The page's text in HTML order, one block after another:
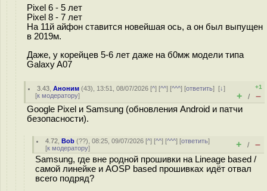
Pixel 6 - 5 лет
Pixel 8 - 7 лет
На 11й айфон ставится новейшая ось, а он был выпущен
в 2019м.
Даже, у корейцев 5-6 лет даже на б0мж модели типа
Galaxy A07
3.43 ,Аноним (43), 13:51, 08/07/2026 [^] [^^] [^^^] [ответить][↓]
[к модератору]
+1
+ / –
Google Pixel и Samsung (обновления Android и патчи
безопасности).
4.72 ,Bob (??), 08:25, 09/07/2026 [^] [^^] [^^^] [ответить]
[к модератору] + / –
Samsung, где вне родной прошивки на Lineage based /
самой линейке и AOSP based прошивках идёт отвал
всего подряд?